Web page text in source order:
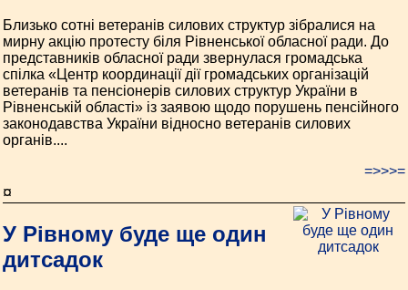
Близько сотні ветеранів силових структур зібралися на
мирну акцію протесту біля Рівненської обласної ради. До
представників обласної ради звернулася громадська
спілка «Центр координації дії громадських організацій
ветеранів та пенсіонерів силових структур України в
Рівненській області» із заявою щодо порушень пенсійного
законодавства України відносно ветеранів силових
органів....
=>>>=
¤
У Рівному буде ще один
дитсадок